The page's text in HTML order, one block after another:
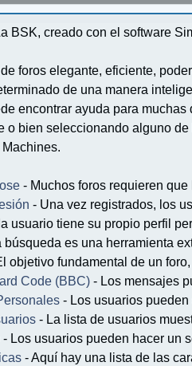
BSK, creado con el software
foros elegante, eficiente,
de una manera
encontrar ayuda para
o bien seleccionando alguno
- Muchos foros requieren
- Una vez registrados, los
usuario tiene su propio perfil
búsqueda es una herramienta
objetivo fundamental de un
Code (BBC)- Los mensajes
- Los usuarios
- La lista de usuarios
- Los usuarios pueden hacer un
- Aquí hay una lista de las